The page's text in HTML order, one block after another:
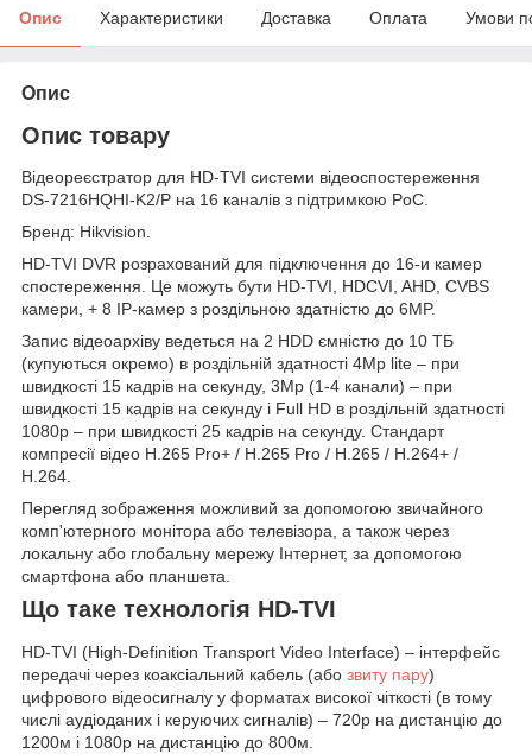
Опис Характеристики Доставка Оплата Умови
Опис
Опис товару
Відеореєстратор для HD-TVI системи відеоспостереження
DS-7216HQHI-K2/P на 16 каналів з підтримкою PoC.
Бренд: Hikvision.
HD-TVI DVR розрахований для підключення до 16-и камер
спостереження. Це можуть бути HD-TVI, HDCVI, AHD, CVBS
камери, + 8 IP-камер з роздільною здатністю до 6MP.
Запис відеоархіву ведеться на 2 HDD ємністю до 10 ТБ
(купуються окремо) в роздільній здатності 4Mp lite – при
швидкості 15 кадрів на секунду, 3Mp (1-4 канали) – при
швидкості 15 кадрів на секунду і Full HD в роздільній здатності
1080p – при швидкості 25 кадрів на секунду. Стандарт
компресії відео H.265 Pro+ / H.265 Pro / H.265 / H.264+ /
H.264.
Перегляд зображення можливий за допомогою звичайного
комп'ютерного монітора або телевізора, а також через
локальну або глобальну мережу Інтернет, за допомогою
смартфона або планшета.
Що таке технологія HD-TVI
HD-TVI (High-Definition Transport Video Interface) – інтерфейс
передачі через коаксіальний кабель (або звиту пару)
цифрового відеосигналу у форматах високої чіткості (в тому
числі аудіоданих і керуючих сигналів) – 720p на дистанцію до
1200м і 1080p на дистанцію до 800м.